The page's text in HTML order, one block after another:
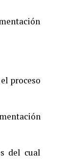
proceso
del cual